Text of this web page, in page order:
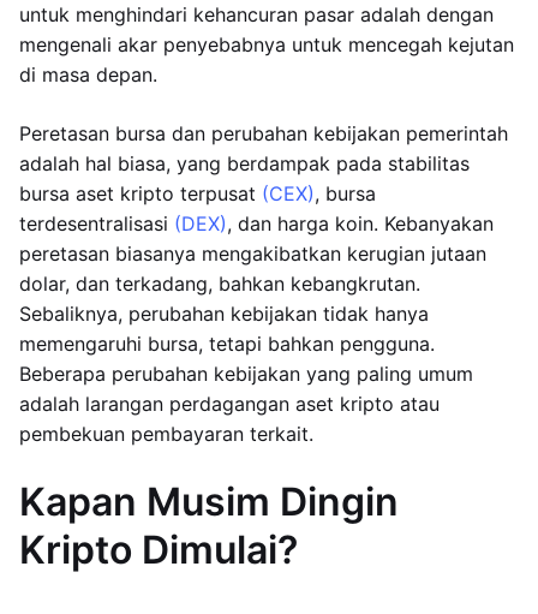
untuk menghindari kehancuran pasar adalah dengan
mengenali akar penyebabnya untuk mencegah kejutan
di masa depan.
Peretasan bursa dan perubahan kebijakan pemerintah
adalah hal biasa, yang berdampak pada stabilitas
bursa aset kripto terpusat (CEX), bursa
terdesentralisasi (DEX), dan harga koin. Kebanyakan
peretasan biasanya mengakibatkan kerugian jutaan
dolar, dan terkadang, bahkan kebangkrutan.
Sebaliknya, perubahan kebijakan tidak hanya
memengaruhi bursa, tetapi bahkan pengguna.
Beberapa perubahan kebijakan yang paling umum
adalah larangan perdagangan aset kripto atau
pembekuan pembayaran terkait.
Kapan Musim Dingin
Kripto Dimulai?